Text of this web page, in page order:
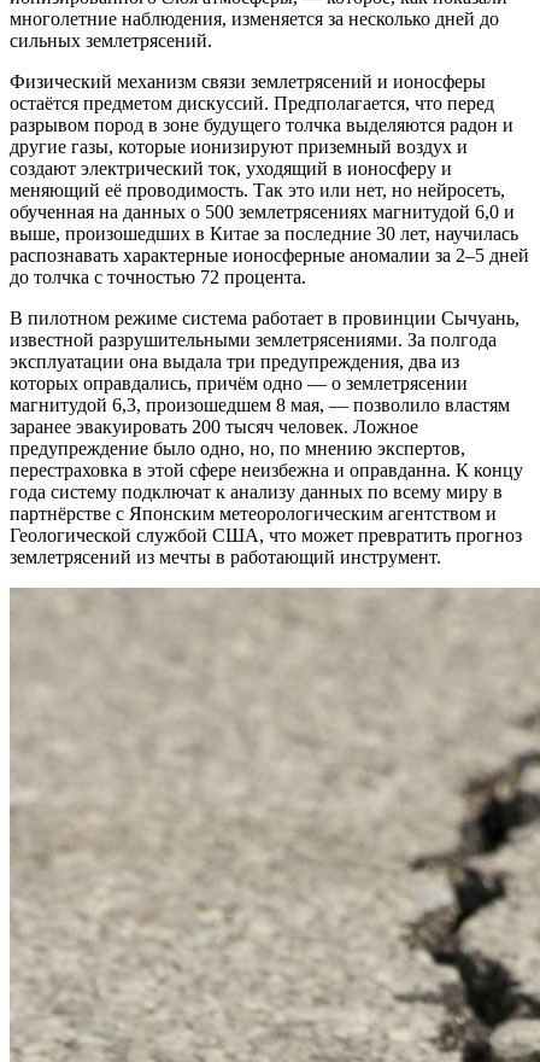
многолетние наблюдения, изменяется за несколько дней до
сильных землетрясений.
Физический механизм связи землетрясений и ионосферы
остаётся предметом дискуссий. Предполагается, что перед
разрывом пород в зоне будущего толчка выделяются радон и
другие газы, которые ионизируют приземный воздух и
создают электрический ток, уходящий в ионосферу и
меняющий её проводимость. Так это или нет, но нейросеть,
обученная на данных о 500 землетрясениях магнитудой 6,0 и
выше, произошедших в Китае за последние 30 лет, научилась
распознавать характерные ионосферные аномалии за 2–5 дней
до толчка с точностью 72 процента.
В пилотном режиме система работает в провинции Сычуань,
известной разрушительными землетрясениями. За полгода
эксплуатации она выдала три предупреждения, два из
которых оправдались, причём одно — о землетрясении
магнитудой 6,3, произошедшем 8 мая, — позволило властям
заранее эвакуировать 200 тысяч человек. Ложное
предупреждение было одно, но, по мнению экспертов,
перестраховка в этой сфере неизбежна и оправданна. К концу
года систему подключат к анализу данных по всему миру в
партнёрстве с Японским метеорологическим агентством и
Геологической службой США, что может превратить прогноз
землетрясений из мечты в работающий инструмент.